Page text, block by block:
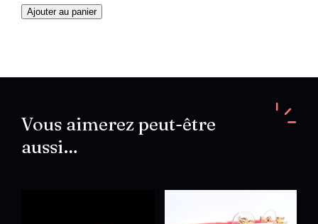
quantité
long
inoxydable
doré
Ajouter au panier
Vous aimerez peut-être
aussi…